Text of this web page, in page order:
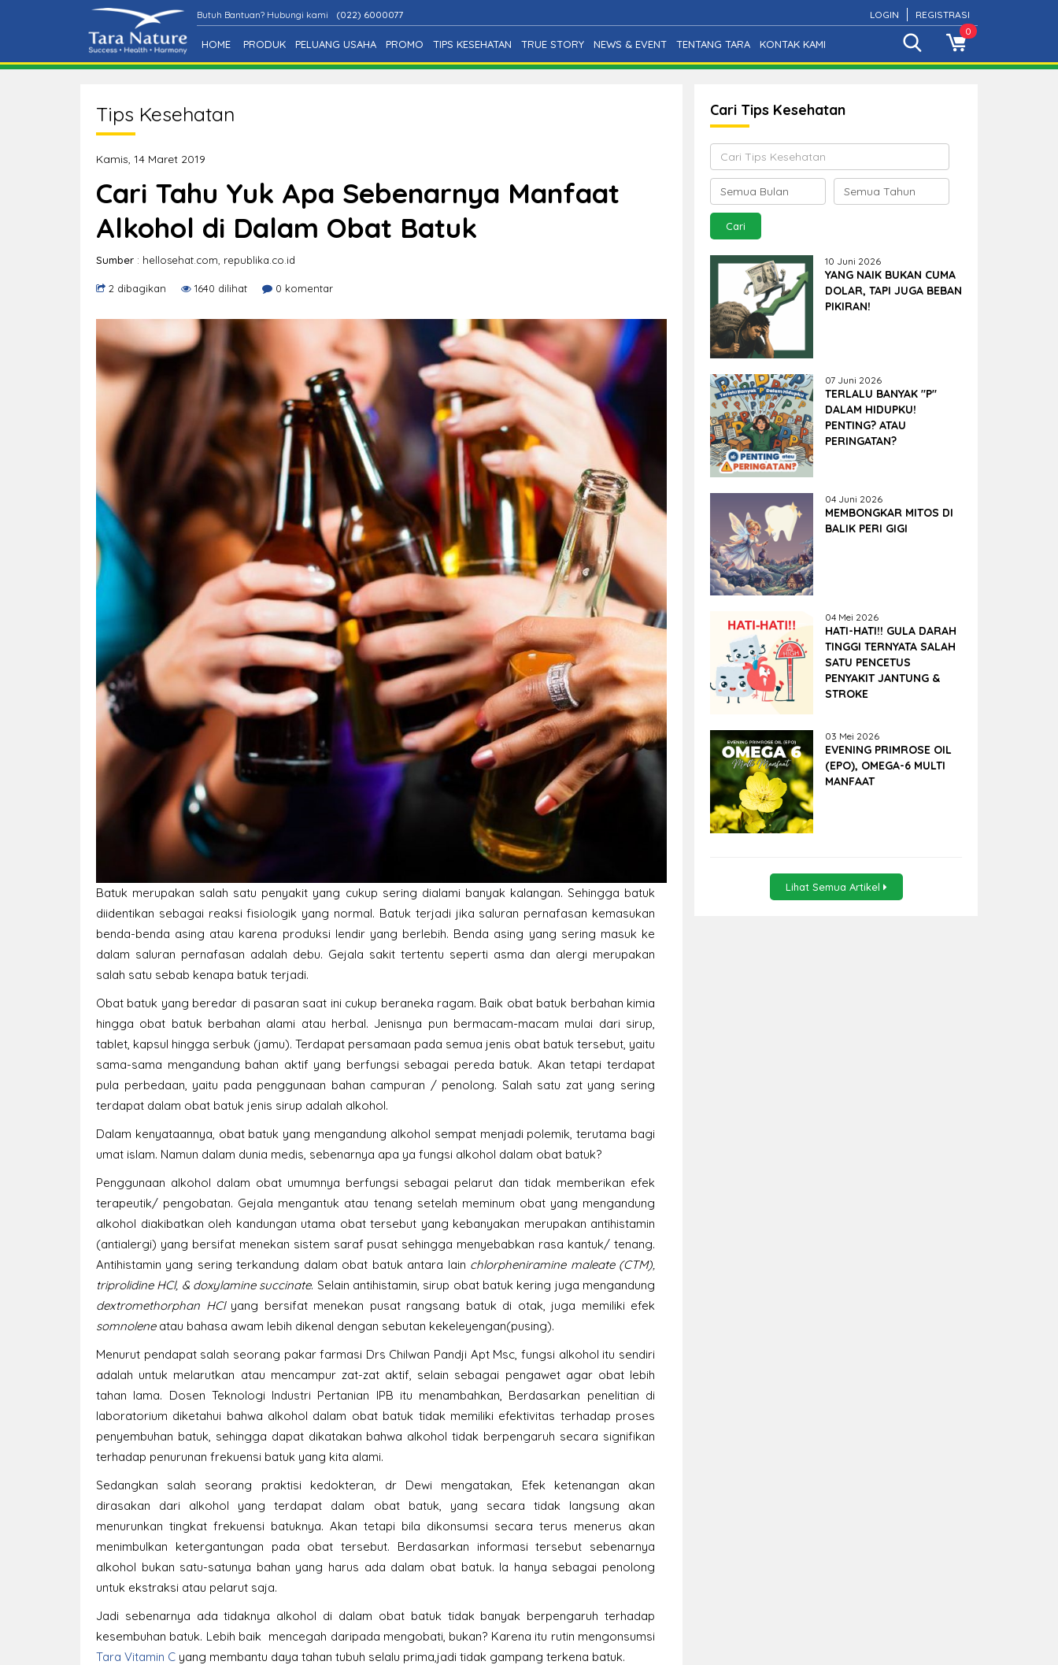
Butuh Bantuan? Hubungi kami (022) 6000077 REGISTRASI
LOGIN
HOME PRODUK PELUANG USAHA PROMO TIPS KESEHATAN TRUE STORY NEWS & EVENT TENTANG TARA KONTAK KAMI
0
Tips Kesehatan
Kamis, 14 Maret 2019
Cari Tahu Yuk Apa Sebenarnya Manfaat
Alkohol di Dalam Obat Batuk
Sumber : hellosehat.com, republika.co.id
2 dibagikan 1640 dilihat 0 komentar
Batuk merupakan salah satu penyakit yang cukup sering dialami banyak kalangan. Sehingga batuk
diidentikan sebagai reaksi fisiologik yang normal. Batuk terjadi jika saluran pernafasan kemasukan
benda-benda asing atau karena produksi lendir yang berlebih. Benda asing yang sering masuk ke
dalam saluran pernafasan adalah debu. Gejala sakit tertentu seperti asma dan alergi merupakan
salah satu sebab kenapa batuk terjadi.
Obat batuk yang beredar di pasaran saat ini cukup beraneka ragam. Baik obat batuk berbahan kimia
hingga obat batuk berbahan alami atau herbal. Jenisnya pun bermacam-macam mulai dari sirup,
tablet, kapsul hingga serbuk (jamu). Terdapat persamaan pada semua jenis obat batuk tersebut, yaitu
sama-sama mengandung bahan aktif yang berfungsi sebagai pereda batuk. Akan tetapi terdapat
pula perbedaan, yaitu pada penggunaan bahan campuran / penolong. Salah satu zat yang sering
terdapat dalam obat batuk jenis sirup adalah alkohol.
Dalam kenyataannya, obat batuk yang mengandung alkohol sempat menjadi polemik, terutama bagi
umat islam. Namun dalam dunia medis, sebenarnya apa ya fungsi alkohol dalam obat batuk?
Penggunaan alkohol dalam obat umumnya berfungsi sebagai pelarut dan tidak memberikan efek
terapeutik/ pengobatan. Gejala mengantuk atau tenang setelah meminum obat yang mengandung
alkohol diakibatkan oleh kandungan utama obat tersebut yang kebanyakan merupakan antihistamin
(antialergi) yang bersifat menekan sistem saraf pusat sehingga menyebabkan rasa kantuk/ tenang.
Antihistamin yang sering terkandung dalam obat batuk antara lain chlorpheniramine maleate (CTM),
triprolidine HCl, & doxylamine succinate. Selain antihistamin, sirup obat batuk kering juga mengandung
dextromethorphan HClyang bersifat menekan pusat rangsang batuk di otak, juga memiliki efek
somnoleneatau bahasa awam lebih dikenal dengan sebutan kekeleyengan(pusing).
Menurut pendapat salah seorang pakar farmasi Drs Chilwan Pandji Apt Msc, fungsi alkohol itu sendiri
adalah untuk melarutkan atau mencampur zat-zat aktif, selain sebagai pengawet agar obat lebih
tahan lama. Dosen Teknologi Industri Pertanian IPB itu menambahkan, Berdasarkan penelitian di
laboratorium diketahui bahwa alkohol dalam obat batuk tidak memiliki efektivitas terhadap proses
penyembuhan batuk, sehingga dapat dikatakan bahwa alkohol tidak berpengaruh secara signifikan
terhadap penurunan frekuensi batuk yang kita alami.
Sedangkan salah seorang praktisi kedokteran, dr Dewi mengatakan, Efek ketenangan akan
dirasakan dari alkohol yang terdapat dalam obat batuk, yang secara tidak langsung akan
menurunkan tingkat frekuensi batuknya. Akan tetapi bila dikonsumsi secara terus menerus akan
menimbulkan ketergantungan pada obat tersebut. Berdasarkan informasi tersebut sebenarnya
alkohol bukan satu-satunya bahan yang harus ada dalam obat batuk. Ia hanya sebagai penolong
untuk ekstraksi atau pelarut saja.
Jadi sebenarnya ada tidaknya alkohol di dalam obat batuk tidak banyak berpengaruh terhadap
kesembuhan batuk. Lebih baik mencegah daripada mengobati, bukan? Karena itu rutin mengonsumsi
Tara Vitamin C yang membantu daya tahan tubuh selalu prima,jadi tidak gampang terkena batuk.
Cari Tips Kesehatan
10 Juni 2026
YANG NAIK BUKAN CUMA
DOLAR, TAPI JUGA BEBAN
PIKIRAN!
07 Juni 2026
TERLALU BANYAK "P"
DALAM HIDUPKU!
PENTING? ATAU
PERINGATAN?
04 Juni 2026
MEMBONGKAR MITOS DI
BALIK PERI GIGI
04 Mei 2026
HATI-HATI!! GULA DARAH
TINGGI TERNYATA SALAH
SATU PENCETUS
PENYAKIT JANTUNG &
STROKE
03 Mei 2026
EVENING PRIMROSE OIL
(EPO), OMEGA-6 MULTI
MANFAAT
Lihat Semua Artikel